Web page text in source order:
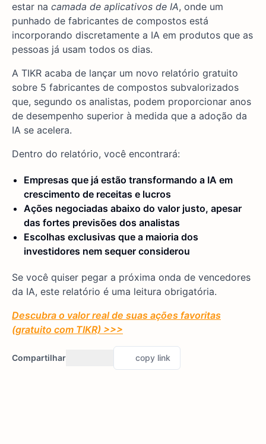
estar na camada de aplicativos de IA, onde um
punhado de fabricantes de compostos está
incorporando discretamente a IA em produtos que as
pessoas já usam todos os dias.
A TIKR acaba de lançar um novo relatório gratuito
sobre 5 fabricantes de compostos subvalorizados
que, segundo os analistas, podem proporcionar anos
de desempenho superior à medida que a adoção da
IA se acelera.
Dentro do relatório, você encontrará:
Empresas que já estão transformando a IA em
crescimento de receitas e lucros
Ações negociadas abaixo do valor justo, apesar
das fortes previsões dos analistas
Escolhas exclusivas que a maioria dos
investidores nem sequer considerou
Se você quiser pegar a próxima onda de vencedores
da IA, este relatório é uma leitura obrigatória.
Descubra o valor real de suas ações favoritas
(gratuito com TIKR) >>>
Compartilhar copy link